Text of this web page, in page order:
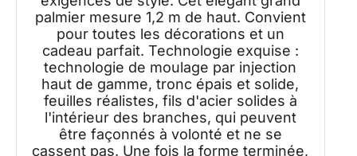
palmier mesure 1,2 m de haut. Convient
pour toutes les décorations et un
cadeau parfait. Technologie exquise :
technologie de moulage par injection
haut de gamme, tronc épais et solide,
feuilles réalistes, fils d'acier solides à
l'intérieur des branches, qui peuvent
être façonnés à volonté et ne se
cassent pas. Une fois la forme terminée,